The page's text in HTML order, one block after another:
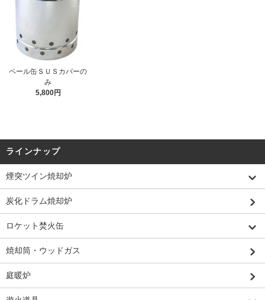
ペール缶ＳＵＳカバーの
み
5,800円
ラインナップ
煙突ツイン焼却炉
炭化ドラム焼却炉
ロケット焚火缶
焼却筒・ウッドガス
庭暖炉